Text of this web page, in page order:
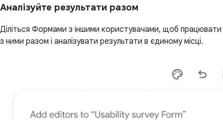
Аналізуйте результати разом
Діліться Формами з іншими користувачами, щоб працювати
з ними разом і аналізувати результати в єдиному місці.